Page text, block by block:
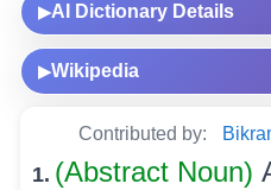
▶AI Dictionary Details
▶Wikipedia
Contributed by:
1. (Abstract Noun)